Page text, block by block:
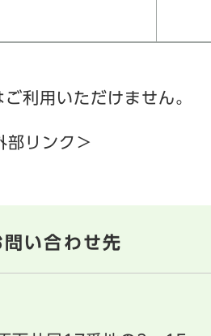
利用いただけません。
部リンク＞
い合わせ先